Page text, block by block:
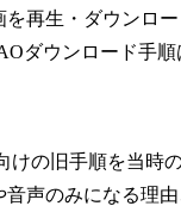
再生・ダウンロ
ダウンロード手順
けの旧手順を当時
声のみになる理